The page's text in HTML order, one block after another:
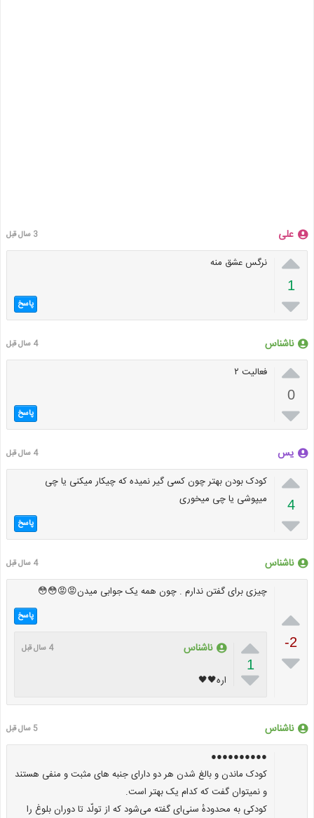
علی 3 سال قبل

1

نرگس عشق منه
پاسخ
ناشناس 4 سال قبل

0

فعالیت ۲
پاسخ
یس 4 سال قبل

4

کودک بودن بهتر چون کسی گیر نمیده که چیکار میکنی یا چی
میپوشی یا چی میخوری
پاسخ
ناشناس 4 سال قبل

-2

چیزی برای گفتن ندارم . چون همه یک جوابی میدن😡😡😳😳
پاسخ

1

ناشناس 4 سال قبل
اره🖤🖤
ناشناس 5 سال قبل
●●●●●●●●●●
کودک ماندن و بالغ شدن هر دو دارای جنبه های مثبت و منفی هستند
و نمیتوان گفت که کدام یک بهتر است.
کودکی به محدودهٔ سنی‌ای گفته می‌شود که از تولّد تا دوران بلوغ را